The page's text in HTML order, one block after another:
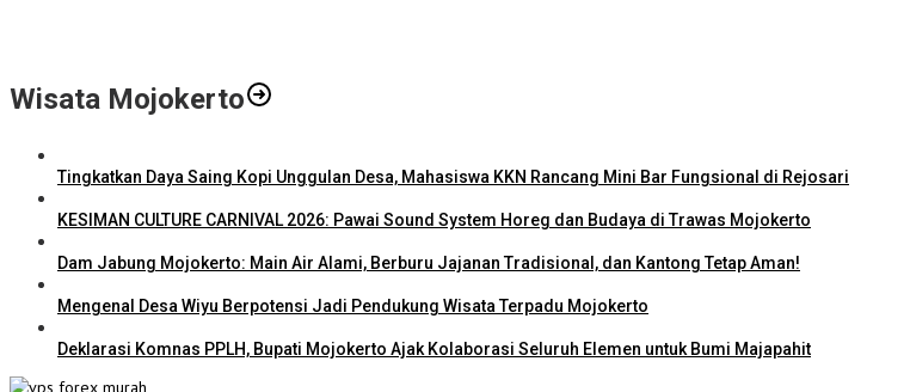
Wisata Mojokerto
Tingkatkan Daya Saing Kopi Unggulan Desa, Mahasiswa KKN Rancang Mini Bar Fungsional di Rejosari
KESIMAN CULTURE CARNIVAL 2026: Pawai Sound System Horeg dan Budaya di Trawas Mojokerto
Dam Jabung Mojokerto: Main Air Alami, Berburu Jajanan Tradisional, dan Kantong Tetap Aman!
Mengenal Desa Wiyu Berpotensi Jadi Pendukung Wisata Terpadu Mojokerto
Deklarasi Komnas PPLH, Bupati Mojokerto Ajak Kolaborasi Seluruh Elemen untuk Bumi Majapahit